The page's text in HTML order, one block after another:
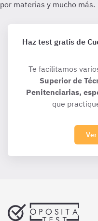
Haz test gratis de
Te facilitamos
Superior de
Penitenciarias,
que